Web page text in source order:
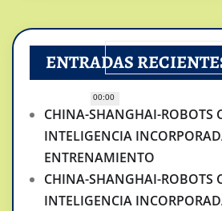
00:00
ENTRADAS
CHINA-SHANGHAI-ROBOTS
INTELIGENCIA
ENTRENAMIENTO
CHINA-SHANGHAI-ROBOTS
INTELIGENCIA